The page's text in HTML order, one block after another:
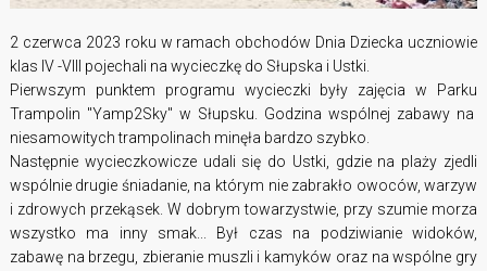
2 czerwca 2023 roku w ramach obchodów Dnia Dziecka uczniowie
klas IV -VIII pojechali na wycieczkę do Słupska i Ustki.
Pierwszym punktem programu wycieczki były zajęcia w Parku
Trampolin "Yamp2Sky" w Słupsku. Godzina wspólnej zabawy na
niesamowitych trampolinach minęła bardzo szybko.
Następnie wycieczkowicze udali się do Ustki, gdzie na plaży zjedli
wspólnie drugie śniadanie, na którym nie zabrakło owoców, warzyw
i zdrowych przekąsek. W dobrym towarzystwie, przy szumie morza
wszystko ma inny smak... Był czas na podziwianie widoków,
zabawę na brzegu, zbieranie muszli i kamyków oraz na wspólne gry